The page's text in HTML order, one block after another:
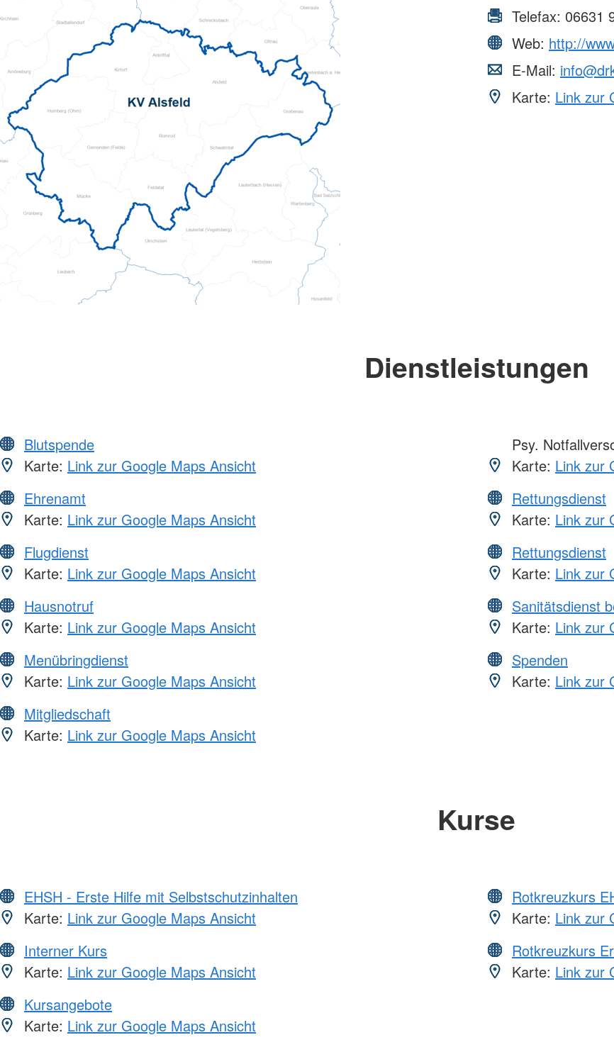
Telefax: 06631
Web: http://
E-Mail:
Karte: Link zur
Dienstleistungen
Blutspende
Karte: Link zur Google Maps Ansicht
Ehrenamt
Karte: Link zur Google Maps Ansicht
Flugdienst
Karte: Link zur Google Maps Ansicht
Hausnotruf
Karte: Link zur Google Maps Ansicht
Menübringdienst
Karte: Link zur Google Maps Ansicht
Mitgliedschaft
Karte: Link zur Google Maps Ansicht
Psy.
Karte: Link zur
Rettungsdienst
Karte: Link zur
Rettungsdienst
Karte: Link zur
Sanitätsdienst
Karte: Link zur
Spenden
Karte: Link zur
Kurse
EHSH - Erste Hilfe mit Selbstschutzinhalten
Karte: Link zur Google Maps Ansicht
Interner Kurs
Karte: Link zur Google Maps Ansicht
Kursangebote
Karte: Link zur Google Maps Ansicht
Rotkreuzkurs
Karte: Link zur
Rotkreuzkurs
Karte: Link zur